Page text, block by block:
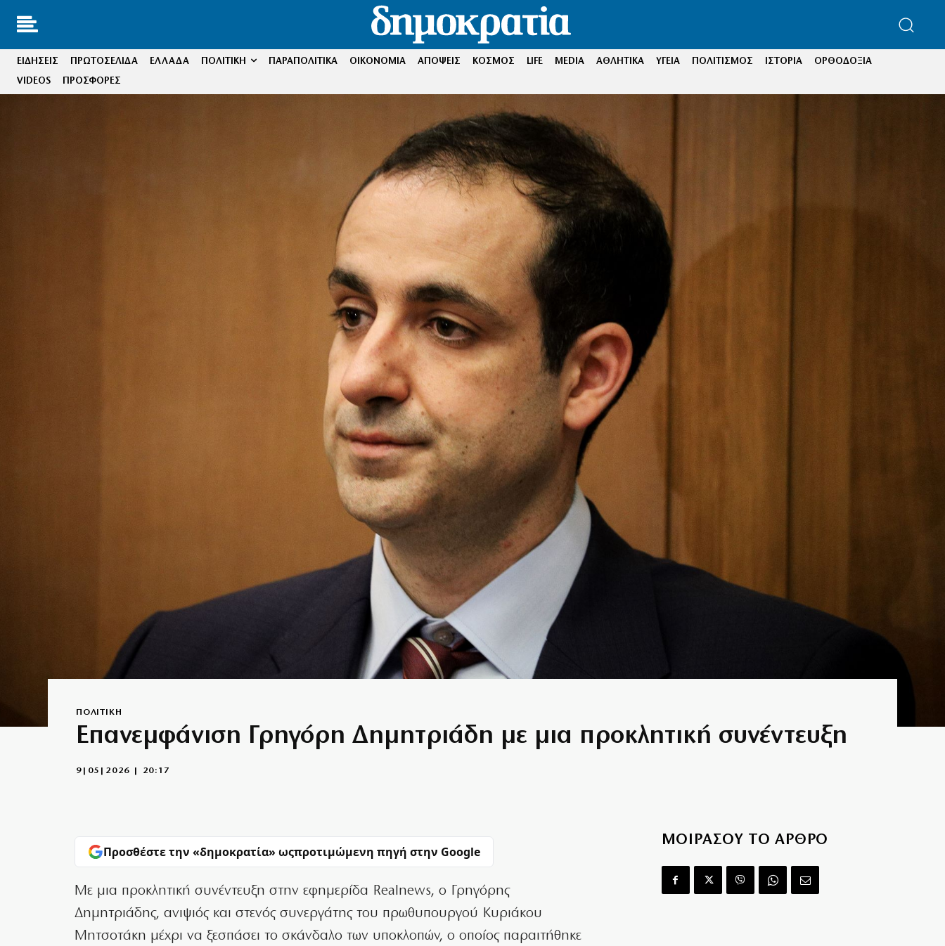
ΕΙΔΗΣΕΙΣ ΠΡΩΤΟΣΕΛΙΔΑ ΕΛΛΑΔΑ ΠΟΛΙΤΙΚΗ ΠΑΡΑΠΟΛΙΤΙΚΑ ΟΙΚΟΝΟΜΙΑ ΑΠΟΨΕΙΣ ΚΟΣΜΟΣ LIFE MEDIA ΑΘΛΗΤΙΚΑ ΥΓΕΙΑ ΠΟΛΙΤΙΣΜΟΣ ΙΣΤΟΡΙΑ
ΟΡΘΟΔΟΞΙΑ
VIDEOS
ΠΡΟΣΦΟΡΕΣ
ΠΟΛΙΤΙΚΗ
Επανεμφάνιση Γρηγόρη Δημητριάδη με μια προκλητική συνέντευξη
9|05|2026 | 20:17
Προσθέστε την «δημοκρατία» ωςπροτιμώμενη πηγή στην Google
Με μια προκλητική συνέντευξη στην εφημερίδα Realnews, ο Γρηγόρης
Δημητριάδης, ανιψιός και στενός συνεργάτης του πρωθυπουργού Κυριάκου
Μητσοτάκη μέχρι να ξεσπάσει το σκάνδαλο των υποκλοπών, ο οποίος παραιτήθηκε
ΜΟΙΡΑΣΟΥ ΤΟ ΑΡΘΡΟ